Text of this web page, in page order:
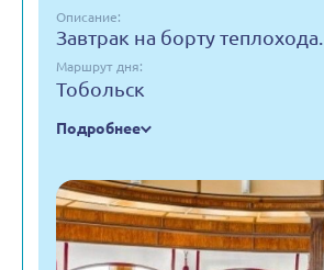
Описание:
Завтрак на борту теплохода.
Маршрут дня:
Тобольск
Подробнее